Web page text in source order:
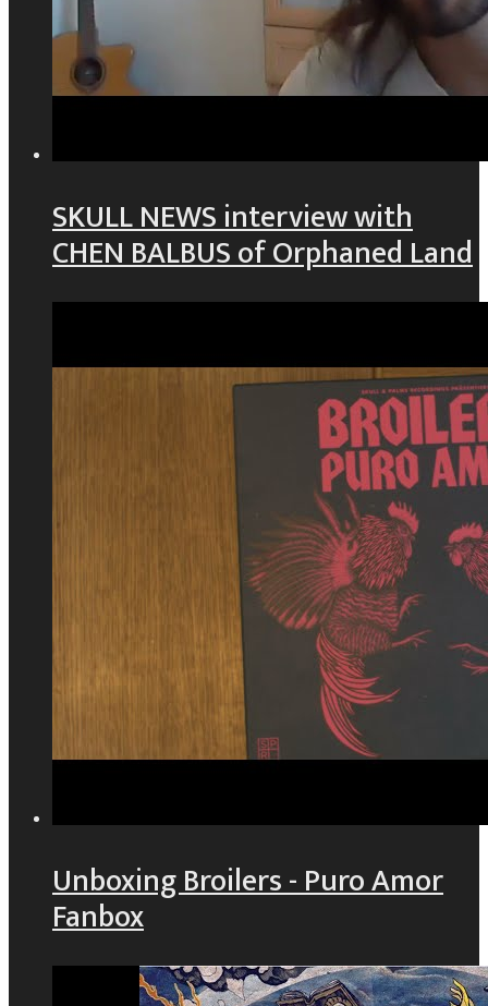
SKULL NEWS interview with
CHEN BALBUS of Orphaned Land
Unboxing Broilers - Puro Amor
Fanbox